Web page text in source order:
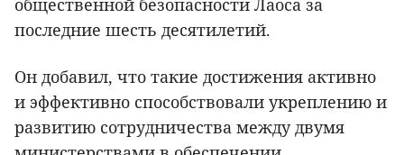
общественной безопасности Лаоса за
последние шесть десятилетий.
Он добавил, что такие достижения активно
и эффективно способствовали укреплению и
развитию сотрудничества между двумя